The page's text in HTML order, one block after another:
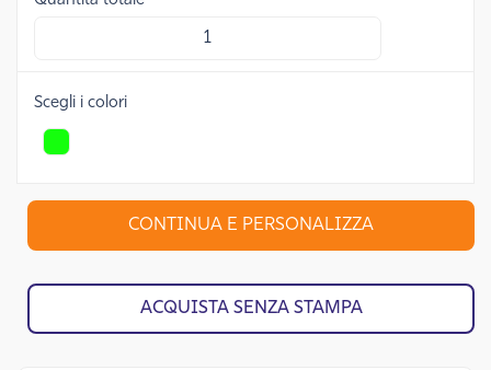
scegli i colori
CONTINUA E PERSONALIZZA
ACQUISTA SENZA STAMPA